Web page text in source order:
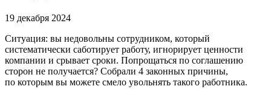
19 декабря 2024
Ситуация: вы недовольны сотрудником, который
систематически саботирует работу, игнорирует ценности
компании и срывает сроки. Попрощаться по соглашению
сторон не получается? Собрали 4 законных причины,
по которым вы можете смело увольнять такого работника.